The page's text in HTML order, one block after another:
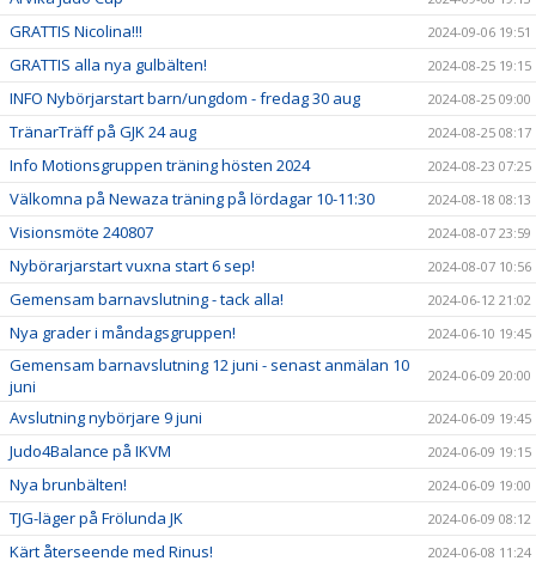
GRATTIS Nicolina!!! 2024-09-06 19:51
GRATTIS alla nya gulbälten! 2024-08-25 19:15
INFO Nybörjarstart barn/ungdom - fredag 30 aug 2024-08-25 09:00
TränarTräff på GJK 24 aug 2024-08-25 08:17
Info Motionsgruppen träning hösten 2024 2024-08-23 07:25
Välkomna på Newaza träning på lördagar 10-11:30 2024-08-18 08:13
Visionsmöte 240807 2024-08-07 23:59
Nybörarjarstart vuxna start 6 sep! 2024-08-07 10:56
Gemensam barnavslutning - tack alla! 2024-06-12 21:02
Nya grader i måndagsgruppen! 2024-06-10 19:45
Gemensam barnavslutning 12 juni - senast anmälan 10
juni
2024-06-09 20:00
Avslutning nybörjare 9 juni 2024-06-09 19:45
Judo4Balance på IKVM 2024-06-09 19:15
Nya brunbälten! 2024-06-09 19:00
TJG-läger på Frölunda JK 2024-06-09 08:12
Kärt återseende med Rinus! 2024-06-08 11:24